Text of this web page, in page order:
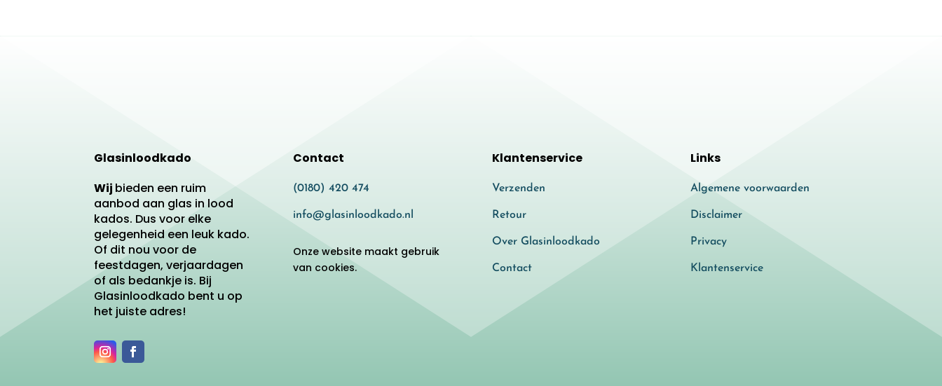
Glasinloodkado
Wij bieden een ruim
aanbod aan glas in lood
kados. Dus voor elke
gelegenheid een leuk kado.
Of dit nou voor de
feestdagen, verjaardagen
of als bedankje is. Bij
Glasinloodkado bent u op
het juiste adres!
Contact
(0180) 420 474
info@glasinloodkado.nl
Onze website maakt gebruik
van cookies.
Klantenservice
Verzenden
Retour
Over Glasinloodkado
Contact
Links
Algemene voorwaarden
Disclaimer
Privacy
Klantenservice